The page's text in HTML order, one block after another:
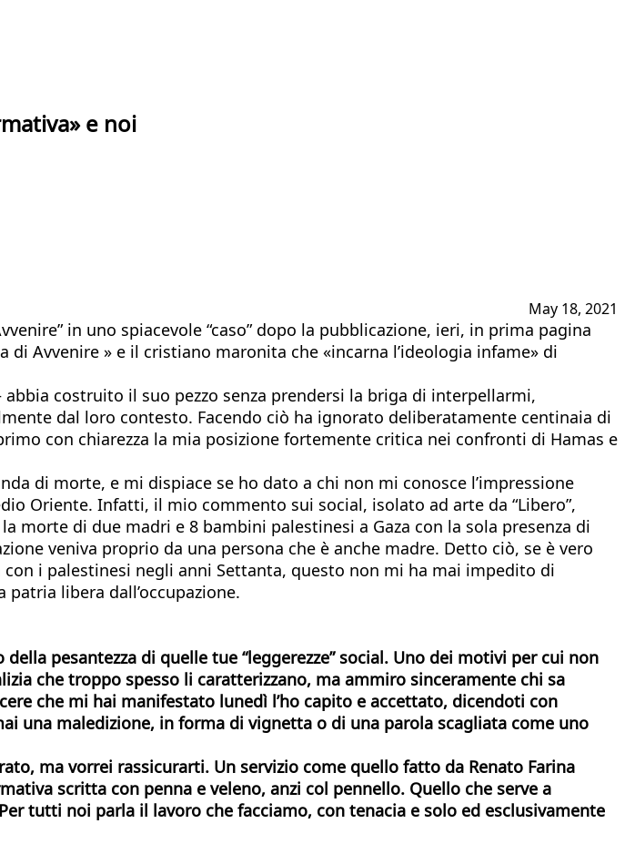
e noi
May 18, 2021
in uno spiacevole “caso” dopo la pubblicazione, ieri, in prima pagina
Avvenire » e il cristiano maronita che «incarna l’ideologia infame» di
costruito il suo pezzo senza prendersi la briga di interpellarmi,
dal loro contesto. Facendo ciò ha ignorato deliberatamente centinaia di
con chiarezza la mia posizione fortemente critica nei confronti di Hamas e
di morte, e mi dispiace se ho dato a chi non mi conosce l’impressione
Oriente. Infatti, il mio commento sui social, isolato ad arte da “Libero”,
morte di due madri e 8 bambini palestinesi a Gaza con la sola presenza di
veniva proprio da una persona che è anche madre. Detto ciò, se è vero
i palestinesi negli anni Settanta, questo non mi ha mai impedito di
libera dall’occupazione.
pesantezza di quelle tue “leggerezze” social. Uno dei motivi per cui non
che troppo spesso li caratterizzano, ma ammiro sinceramente chi sa
che mi hai manifestato lunedì l’ho capito e accettato, dicendoti con
una maledizione, in forma di vignetta o di una parola scagliata come uno
ma vorrei rassicurarti. Un servizio come quello fatto da Renato Farina
scritta con penna e veleno, anzi col pennello. Quello che serve a
tutti noi parla il lavoro che facciamo, con tenacia e solo ed esclusivamente